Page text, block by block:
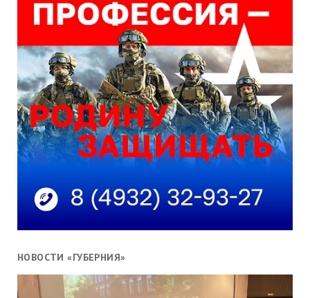
НОВОСТИ «ГУБЕРНИЯ»
Видеоплеер